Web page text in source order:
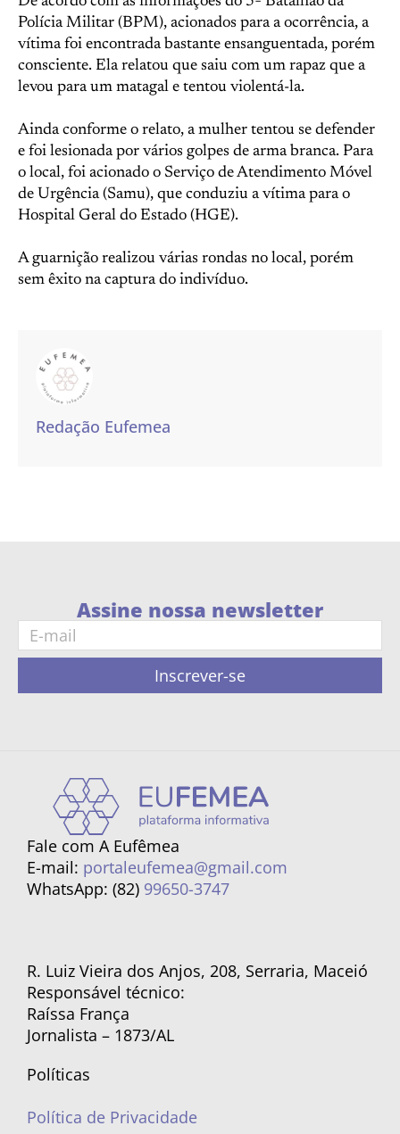
Polícia Militar (BPM), acionados para a ocorrência, a
vítima foi encontrada bastante ensanguentada, porém
consciente. Ela relatou que saiu com um rapaz que a
levou para um matagal e tentou violentá-la.
Ainda conforme o relato, a mulher tentou se defender
e foi lesionada por vários golpes de arma branca. Para
o local, foi acionado o Serviço de Atendimento Móvel
de Urgência (Samu), que conduziu a vítima para o
Hospital Geral do Estado (HGE).
A guarnição realizou várias rondas no local, porém
sem êxito na captura do indivíduo.
Redação Eufemea
Assine nossa newsletter
Inscrever-se
Fale com A Eufêmea
E-mail: portaleufemea@gmail.com
WhatsApp: (82) 99650-3747
R. Luiz Vieira dos Anjos, 208, Serraria, Maceió
Responsável técnico:
Raíssa França
Jornalista – 1873/AL
Políticas
Política de Privacidade